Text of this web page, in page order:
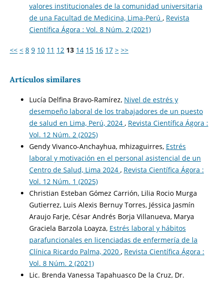
valores institucionales de la comunidad universitaria
de una Facultad de Medicina, Lima-Perú , Revista
Científica Ágora : Vol. 8 Núm. 2 (2021)
<< < 8 9 10 11 12 13 14 15 16 17 > >>
Artículos similares
Lucía Delfina Bravo-Ramírez, Nivel de estrés y
desempeño laboral de los trabajadores de un puesto
de salud en Lima, Perú, 2024 , Revista Científica Ágora :
Vol. 12 Núm. 2 (2025)
Gendy Vivanco-Anchayhua, mhizaguirres, Estrés
laboral y motivación en el personal asistencial de un
Centro de Salud, Lima 2024 , Revista Científica Ágora :
Vol. 12 Núm. 1 (2025)
Christian Esteban Gómez Carrión, Lilia Rocio Murga
Gutierrez, Luis Alexis Bernuy Torres, Jéssica Jasmín
Araujo Farje, César Andrés Borja Villanueva, Marya
Graciela Barzola Loayza, Estrés laboral y hábitos
parafuncionales en licenciadas de enfermería de la
Clínica Ricardo Palma, 2020 , Revista Científica Ágora :
Vol. 8 Núm. 2 (2021)
Lic. Brenda Vanessa Tapahuasco De la Cruz, Dr.